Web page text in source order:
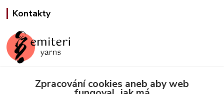
Kontakty
Jana Slámová
Zpracování cookies aneb aby web